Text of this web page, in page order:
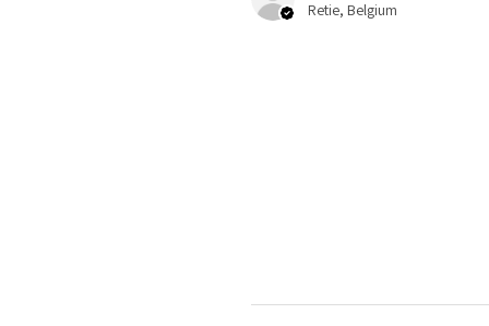
Retie, Belgium